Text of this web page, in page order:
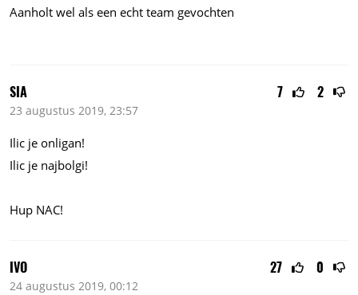
Aanholt wel als een echt team gevochten
7 2
SIA
23 augustus 2019, 23:57
Ilic je onligan!
Ilic je najbolgi!
Hup NAC!
27 0
IVO
24 augustus 2019, 00:12